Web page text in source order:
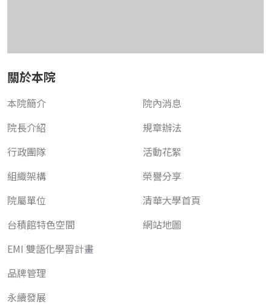
關於本院
本院簡介
院長介紹
行政團隊
組織架構
院屬單位
台積館特色空間
EMI 雙語化學習計畫
品牌管理
永續發展
院內消息
規章辦法
活動花絮
榮譽分享
清華大學首頁
網站地圖